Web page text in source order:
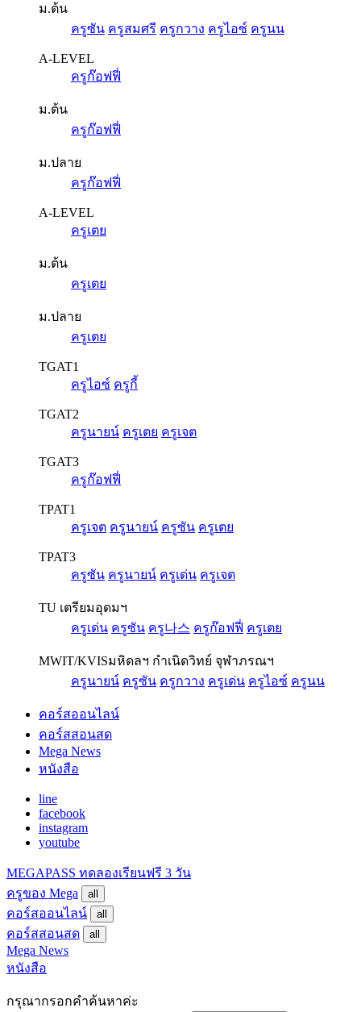
ม.ต้น
ครูซัน ครูสมศรี ครูกวาง ครูไอซ์ ครูนน
A-LEVEL
ครูก๊อฟฟี่
ม.ต้น
ครูก๊อฟฟี่
ม.ปลาย
ครูก๊อฟฟี่
A-LEVEL
ครูเตย
ม.ต้น
ครูเตย
ม.ปลาย
ครูเตย
TGAT1
ครูไอซ์ ครูกี้
TGAT2
ครูนายน์ ครูเตย ครูเจต
TGAT3
ครูก๊อฟฟี่
TPAT1
ครูเจต ครูนายน์ ครูซัน ครูเตย
TPAT3
ครูซัน ครูนายน์ ครูเด่น ครูเจต
TU เตรียมอุดมฯ
ครูเด่น ครูซัน ครู나스 ครูก๊อฟฟี่ ครูเตย
MWIT/KVISมหิดลฯ กำเนิดวิทย์ จุฬาภรณฯ
ครูนายน์ ครูซัน ครูกวาง ครูเด่น ครูไอซ์ ครูนน
คอร์สออนไลน์
คอร์สสอนสด
Mega News
หนังสือ
line
facebook
instagram
youtube
MEGAPASS ทดลองเรียนฟรี 3 วัน
ครูของ Mega
all
คอร์สออนไลน์ all
คอร์สสอนสด all
Mega News
หนังสือ
กรุณากรอกคำค้นหาค่ะ